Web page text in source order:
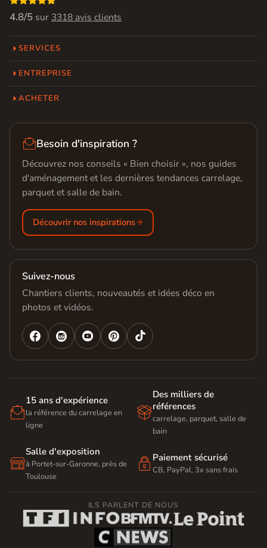
4.8/5 sur 3318 avis clients
SERVICES
ENTREPRISE
ACHETER
Besoin d'inspiration ?
Découvrez nos conseils « Bien choisir », nos guides
d'aménagement et les dernières tendances carrelage,
parquet et salle de bain.
Découvrir nos inspirations
Suivez-nous
Chantiers clients, nouveautés et idées déco en
photos et vidéos.
   

15 ans d'expérience
la référence du carrelage en
ligne

Des milliers de
références
carrelage, parquet, salle de
bain

Salle d'exposition
à Portet-sur-Garonne, près de
Toulouse
 Paiement sécurisé
CB, PayPal, 3x sans frais
ILS PARLENT DE NOUS